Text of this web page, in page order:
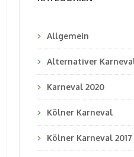
Allgemein
Alternativer
Karneval 2020
Kölner Karneval
Kölner Karneval 2017